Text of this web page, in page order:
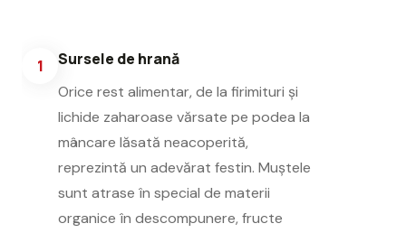
1 Sursele de hrană
Orice rest alimentar, de la firimituri și
lichide zaharoase vărsate pe podea la
mâncare lăsată neacoperită,
reprezintă un adevărat festin. Muștele
sunt atrase în special de materii
organice în descompunere, fructe